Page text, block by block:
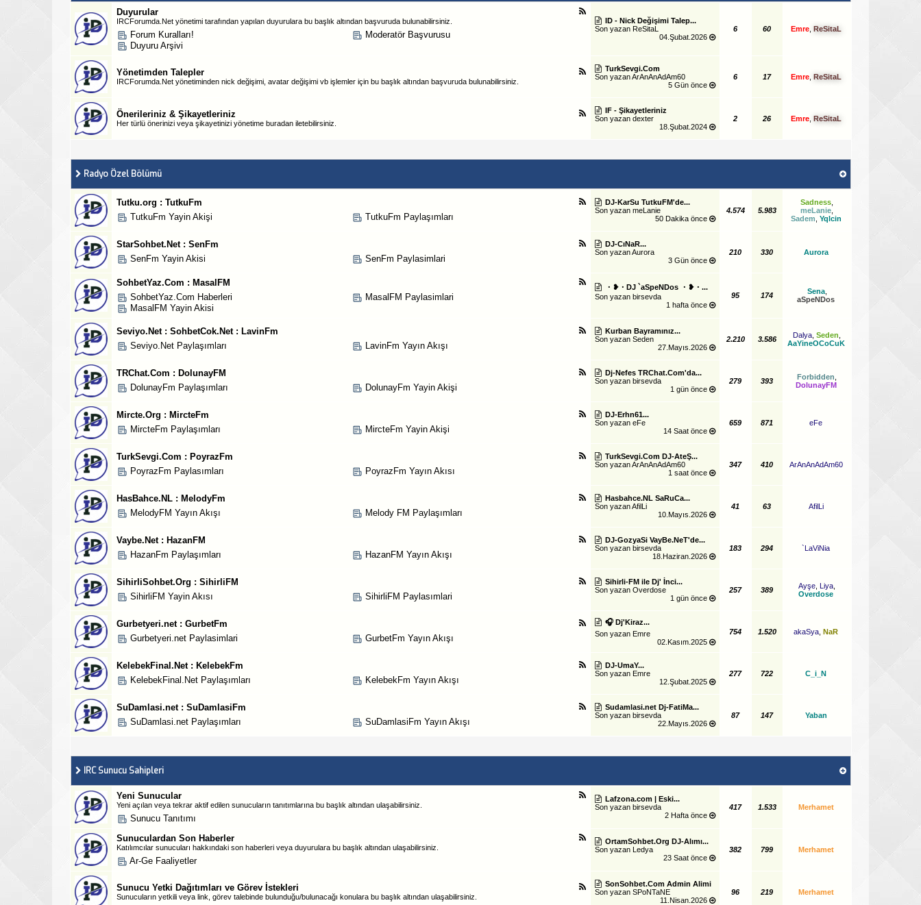
Duyurular
IRCForumda.Net yönetimi tarafından yapılan duyurulara bu başlık altından başvuruda bulunabilirsiniz.
Forum Kuralları!
Moderatör Başvurusu
Duyuru Arşivi
ID - Nick Değişimi Talep...
Son yazan ReSitaL
04.Şubat.2026
6 60 Emre, ReSitaL
Yönetimden Talepler
IRCForumda.Net yönetiminden nick değişimi, avatar değişimi vb işlemler için bu başlık altından başvuruda bulunabilirsiniz.
TurkSevgi.Com
Son yazanArAnAnAdAm60
5 Gün önce
6 17 Emre, ReSitaL
Önerileriniz & Şikayetleriniz
Her türlü önerinizi veya şikayetinizi yönetime buradan iletebilirsiniz.
IF - Şikayetleriniz
Son yazan dexter
18.Şubat.2024
2 26 Emre, ReSitaL
Radyo Özel Bölümü
Tutku.org : TutkuFm
TutkuFm Yayin Akişi
TutkuFm Paylaşımları
DJ-KarSu TutkuFM'de...
Son yazan meLanie
50 Dakika önce
4.574 5.983
Sadness
meLanie
Sadem Yqlcin
StarSohbet.Net : SenFm
SenFm Yayin Akisi
SenFm Paylasimlari
DJ-CıNaR...
Son yazanAurora
3 Gün önce
210 330 Aurora
SohbetYaz.Com : MasalFM
SohbetYaz.Com Haberleri
MasalFM Paylasimlari
MasalFM Yayin Akisi
・❥・DJ `aSpeNDos ・❥・...
Son yazan birsevda
1 hafta önce
95 174 Sena,
aSpeNDos
Seviyo.Net : SohbetCok.Net : LavinFm
Seviyo.Net Paylaşımları
LavinFm Yayın Akışı
Kurban Bayramınız...
Son yazan Seden
27.Mayıs.2026
2.210 3.586 Dalya Seden
AaYineOCoCuK
TRChat.Com : DolunayFM
DolunayFm Paylaşımları
DolunayFm Yayin Akişi
Dj-Nefes TRChat.Com'da...
Son yazan birsevda
1 gün önce
279 393 Forbidden
DolunayFM
Mircte.Org : MircteFm
MircteFm Paylaşımları
MircteFm Yayin Akişi
DJ-Erhn61...
Son yazan eFe
14 Saat önce
659 871 eFe
TurkSevgi.Com : PoyrazFm
PoyrazFm Paylasımları
PoyrazFm Yayın Akısı
TurkSevgi.Com DJ-AteŞ...
Son yazanArAnAnAdAm60
1 saat önce
347 410 ArAnAnAdAm60
HasBahce.NL : MelodyFm
MelodyFM Yayın Akışı
Melody FM Paylaşımları
Hasbahce.NL SaRuCa...
Son yazanAfilLi
10.Mayıs.2026
41 63 AfilLi
Vaybe.Net : HazanFM
HazanFm Paylaşımları
HazanFM Yayın Akışı
DJ-GozyaSi VayBe.NeT'de...
Son yazan birsevda
18.Haziran.2026
183 294 `LaViNia
SihirliSohbet.Org : SihirliFM
SihirliFM Yayin Akısı
SihirliFM Paylasımlari
Sihirli-FM ile Dj' İnci...
Son yazan Overdose
1 gün önce
257 389 Ayşe Liya
Overdose
Gurbetyeri.net : GurbetFm
Gurbetyeri.net Paylasimlari
GurbetFm Yayın Akışı
🎧 Dj'Kiraz...
Son yazan Emre
02.Kasım.2025
754 1.520 akaSya NaR
KelebekFinal.Net : KelebekFm
KelebekFinal.Net Paylaşımları
KelebekFm Yayın Akışı
DJ-UmaY...
Son yazan Emre
12.Şubat.2025
277 722 C_i_N
SuDamlasi.net : SuDamlasiFm
SuDamlasi.net Paylaşımları
SuDamlasiFm Yayın Akışı
Sudamlasi.net Dj-FatiMa...
Son yazan birsevda
22.Mayıs.2026
87 147 Yaban
IRC Sunucu Sahipleri
Yeni Sunucular
Yeni açılan veya tekrar aktif edilen sunucuların tanıtımlarına bu başlık altından ulaşabilirsiniz.
Sunucu Tanıtımı
Lafzona.com | Eski...
Son yazan birsevda
2 Hafta önce
417 1.533 Merhamet
Sunuculardan Son Haberler
Katılımcılar sunucuları hakkındaki son haberleri veya duyurulara bu başlık altından ulaşabilirsiniz.
Ar-Ge Faaliyetler
OrtamSohbet.Org DJ-Alımı...
Son yazan Ledya
23 Saat önce
382 799 Merhamet
Sunucu Yetki Dağıtımları ve Görev İstekleri
Sunucuların yetkili veya link, görev talebinde bulunduğu/bulunacağı konulara bu başlık altından ulaşabilirsiniz.
SonSohbet.Com Admin Alimi
Son yazan SPoNTaNE
11.Nisan.2026
96 219 Merhamet